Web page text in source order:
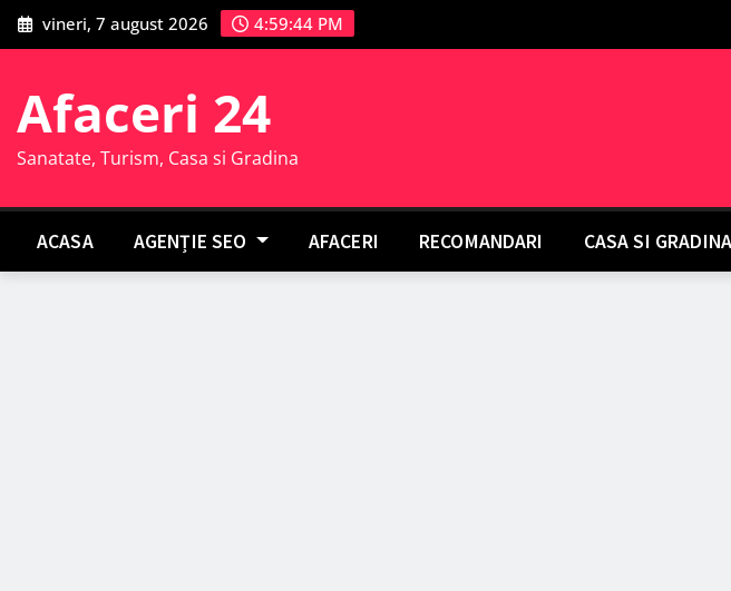
Skip
to
vineri, 7 august 2026 4:59:45 PM
Afaceri 24
Sanatate, Turism, Casa si Gradina
ACASA AGENȚIE SEO AFACERI RECOMANDARI CASA SI GRADINA